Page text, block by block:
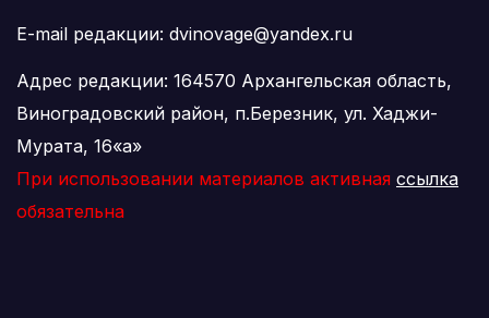
E-mail редакции: dvinovage@yandex.ru
Адрес редакции: 164570 Архангельская область,
Виноградовский район, п.Березник, ул. Хаджи-
Мурата, 16«а»
При использовании материалов активная ссылка
обязательна